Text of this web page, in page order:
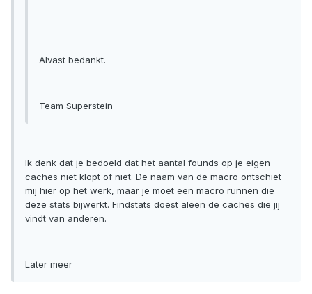
Alvast bedankt.
Team Superstein
Ik denk dat je bedoeld dat het aantal founds op je eigen
caches niet klopt of niet. De naam van de macro ontschiet
mij hier op het werk, maar je moet een macro runnen die
deze stats bijwerkt. Findstats doest aleen de caches die jij
vindt van anderen.
Later meer